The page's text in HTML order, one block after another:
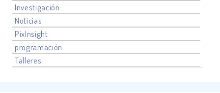
Investigación
Noticias
PixInsight
programación
Talleres